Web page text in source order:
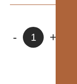
- quantité
de
+